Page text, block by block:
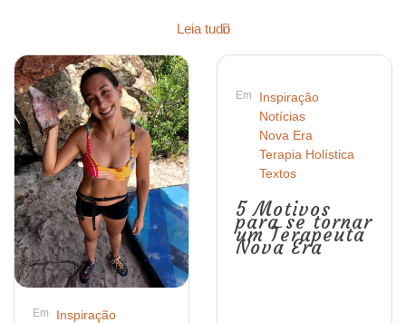
Leia tudo
Em
Inspiração
Em
Inspiração
Notícias
Nova Era
Terapia Holística
Textos
5 Motivos
para se tornar
um Terapeuta
Nova Era